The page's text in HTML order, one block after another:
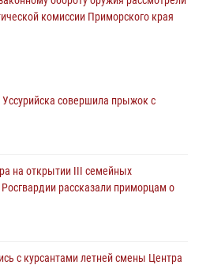
комиссии Приморского края
дома сотрудники
Владимирском храме – Главном
участие в молебне,
Уссурийска совершила прыжок с
на открытии III семейных
Росгвардии рассказали приморцам о
с курсантами летней смены Центра